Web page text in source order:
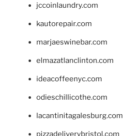
jccoinlaundry.com
kautorepair.com
marjaeswinebar.com
elmazatlanclinton.com
ideacoffeenyc.com
odieschillicothe.com
lacantinitagalesburg.com
pizzadeliverybristol.com